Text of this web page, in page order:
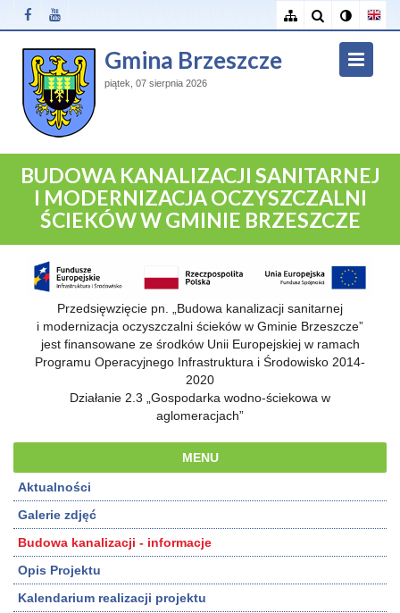
Gmina Brzeszcze
piątek, 07 sierpnia 2026
BUDOWA KANALIZACJI SANITARNEJ
I MODERNIZACJA OCZYSZCZALNI
ŚCIEKÓW W GMINIE BRZESZCZE
Przedsięwzięcie pn. „Budowa kanalizacji sanitarnej
i modernizacja oczyszczalni ścieków w Gminie Brzeszcze”
jest finansowane ze środków Unii Europejskiej w ramach
Programu Operacyjnego Infrastruktura i Środowisko 2014-
2020
Działanie 2.3 „Gospodarka wodno-ściekowa w
aglomeracjach”
MENU
Aktualności
Galerie zdjęć
Budowa kanalizacji - informacje
Opis Projektu
Kalendarium realizacji projektu